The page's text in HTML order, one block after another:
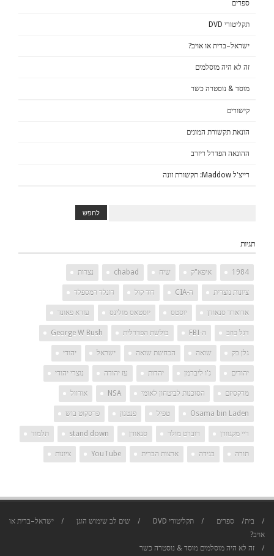
ספרים
תקליטורי DVD
ישראל–ברית או אויב?
זה לא היה מוסלמים
מוסד & נוסטרה כשר
קישורים
הונאת תקשורת המונים
ההונאה הפדרל ריזרב
רייצ'ל Maddow: תקשורת זונה
תגיות
1984 איפא"ק שיח chabad נצרות
ציונות נוצרית ה-CIA דוד קול דונלד רמספלד
אדוארד סנאודן יוסטס יוסטאס מולינס עזרא פאונד
דגל כוזב ה-FBI בולשת הפדרלית George W Bush
גלן בק שואה הכחשת שואה ישראל יהודי
יהודים ג'ו ליברמן יהדות עז יהודה נוצרי יהודי
מרקסיזם הסוכנות לביטחון לאומי NSA אורוול
Osama bin Laden טפיל פנטגון פרסקוט בוש
ריי מקגוורן רוברט מולר סנאודן stand down תלמוד
תורה בגידה ארצות הברית YouTube ציונות
בית ספרים תקליטורי DVD שים לב שימוש הוגן
ישראל–ברית או
אויב?
זה לא היה מוסלמים מוסד & נוסטרה כשר